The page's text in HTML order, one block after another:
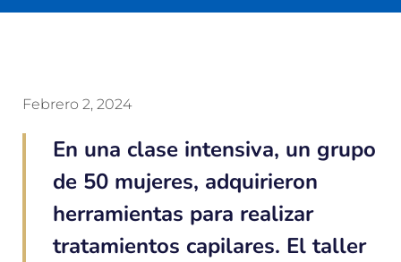
Febrero 2, 2024
En una clase intensiva, un grupo
de 50 mujeres, adquirieron
herramientas para realizar
tratamientos capilares. El taller